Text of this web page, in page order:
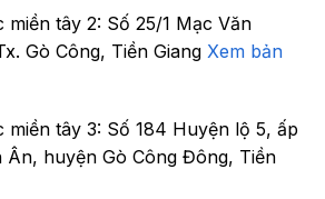
miền tây 2: Số 25/1 Mạc Văn
Gò Công, Tiền Giang Xem bản
miền tây 3: Số 184 Huyện lộ 5, ấp
Ân, huyện Gò Công Đông, Tiền